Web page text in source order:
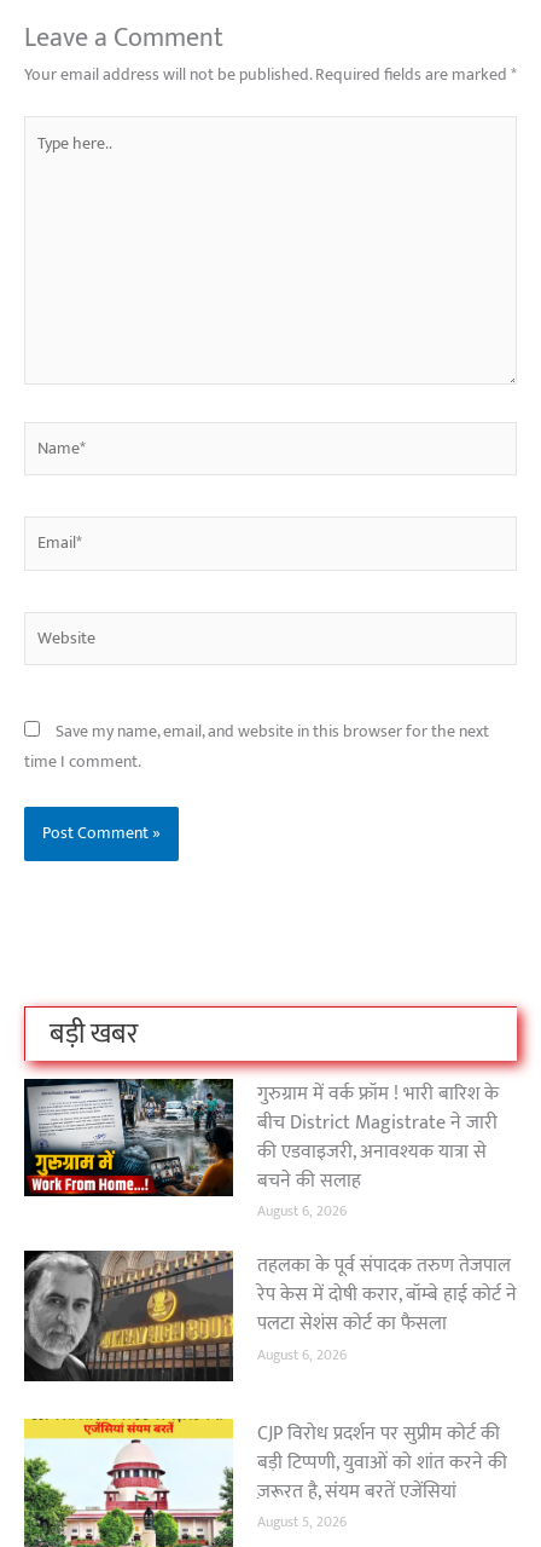
Leave a Comment
Your email address will not be published.Required fields are marked*
here..
Website
Save my name, email, and website in this browser for the next
time I comment.
बड़ी खबर
गुरुग्राम में वर्क फ्रॉम ! भारी बारिश के
बीच District Magistrate ने जारी
की एडवाइजरी, अनावश्यक यात्रा से
बचने की सलाह
August 6, 2026
तहलका के पूर्व संपादक तरुण तेजपाल
रेप केस में दोषी करार, बॉम्बे हाई कोर्ट ने
पलटा सेशंस कोर्ट का फैसला
August 6, 2026
CJP विरोध प्रदर्शन पर सुप्रीम कोर्ट की
बड़ी टिप्पणी, युवाओं को शांत करने की
ज़रूरत है, संयम बरतें एजेंसियां
August 5, 2026